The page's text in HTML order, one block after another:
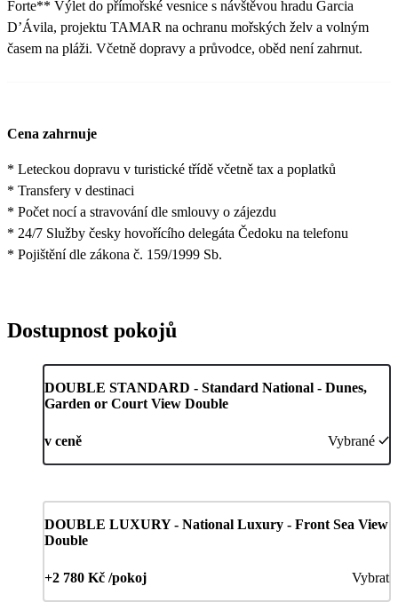
Forte** Výlet do přímořské vesnice s návštěvou hradu Garcia
D’Ávila, projektu TAMAR na ochranu mořských želv a volným
časem na pláži. Včetně dopravy a průvodce, oběd není zahrnut.
Cena zahrnuje
* Leteckou dopravu v turistické třídě včetně tax a poplatků
* Transfery v destinaci
* Počet nocí a stravování dle smlouvy o zájezdu
* 24/7 Služby česky hovořícího delegáta Čedoku na telefonu
* Pojištění dle zákona č. 159/1999 Sb.
Dostupnost pokojů
DOUBLE STANDARD - Standard National - Dunes,
Garden or Court View Double
v ceně Vybrané
DOUBLE LUXURY - National Luxury - Front Sea View
Double
+2 780 Kč /pokoj Vybrat